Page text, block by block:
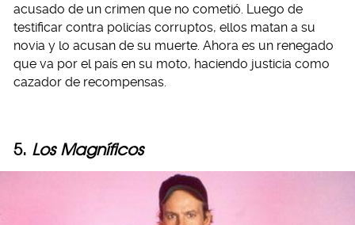
acusado de un crimen que no cometió. Luego de
testificar contra policías corruptos, ellos matan a su
novia y lo acusan de su muerte. Ahora es un renegado
que va por el país en su moto, haciendo justicia como
cazador de recompensas.
5. Los Magníficos